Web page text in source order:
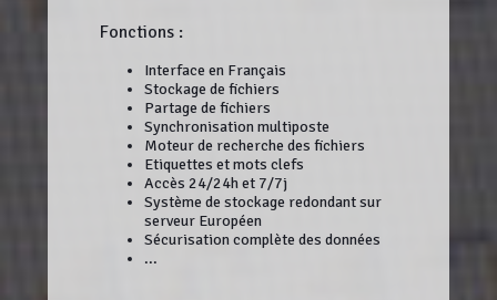
Fonctions :
Interface en Français
Stockage de fichiers
Partage de fichiers
Synchronisation multiposte
Moteur de recherche des fichiers
Etiquettes et mots clefs
Accès 24/24h et 7/7j
Système de stockage redondant sur
serveur Européen
Sécurisation complète des données
...